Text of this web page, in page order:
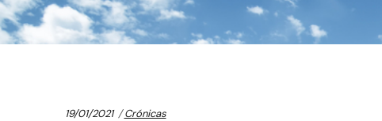
19/01/2021 Categories:
Crónicas